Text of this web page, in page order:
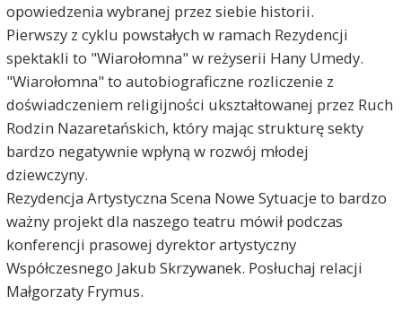
opowiedzenia wybranej przez siebie historii.
Pierwszy z cyklu powstałych w ramach Rezydencji
spektakli to "Wiarołomna" w reżyserii Hany Umedy.
"Wiarołomna" to autobiograficzne rozliczenie z
doświadczeniem religijności ukształtowanej przez Ruch
Rodzin Nazaretańskich, który mając strukturę sekty
bardzo negatywnie wpłyną w rozwój młodej
dziewczyny.
Rezydencja Artystyczna Scena Nowe Sytuacje to bardzo
ważny projekt dla naszego teatru mówił podczas
konferencji prasowej dyrektor artystyczny
Współczesnego Jakub Skrzywanek. Posłuchaj relacji
Małgorzaty Frymus.